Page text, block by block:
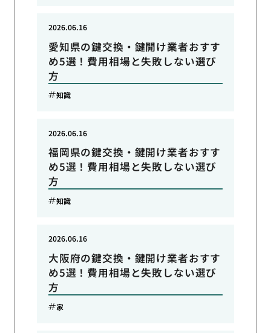
愛知県の鍵交換・鍵開け業者おすす
め5選！費用相場と失敗しない選び
方
2026.06.16
知識
福岡県の鍵交換・鍵開け業者おすす
め5選！費用相場と失敗しない選び
方
2026.06.16
知識
大阪府の鍵交換・鍵開け業者おすす
め5選！費用相場と失敗しない選び
方
2026.06.16
家